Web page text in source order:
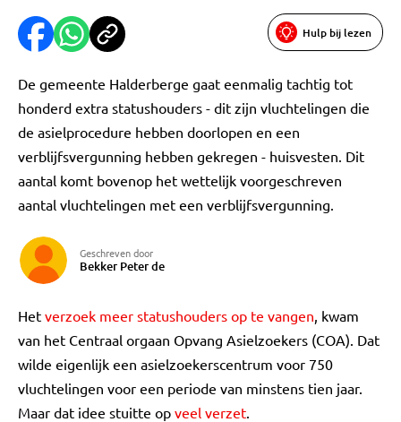
Hulp bij lezen
De gemeente Halderberge gaat eenmalig tachtig tot
honderd extra statushouders - dit zijn vluchtelingen die
de asielprocedure hebben doorlopen en een
verblijfsvergunning hebben gekregen - huisvesten. Dit
aantal komt bovenop het wettelijk voorgeschreven
aantal vluchtelingen met een verblijfsvergunning.
Geschreven door
Bekker Peter de
Het verzoek meer statushouders op te vangen, kwam
van het Centraal orgaan Opvang Asielzoekers (COA). Dat
wilde eigenlijk een asielzoekerscentrum voor 750
vluchtelingen voor een periode van minstens tien jaar.
Maar dat idee stuitte op veel verzet.